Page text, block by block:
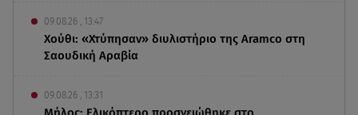
09.08.26 , 13:47
Χούθι: «Χτύπησαν» διυλιστήριο της Aramco στη
Σαουδική Αραβία
09.08.26 , 13:31